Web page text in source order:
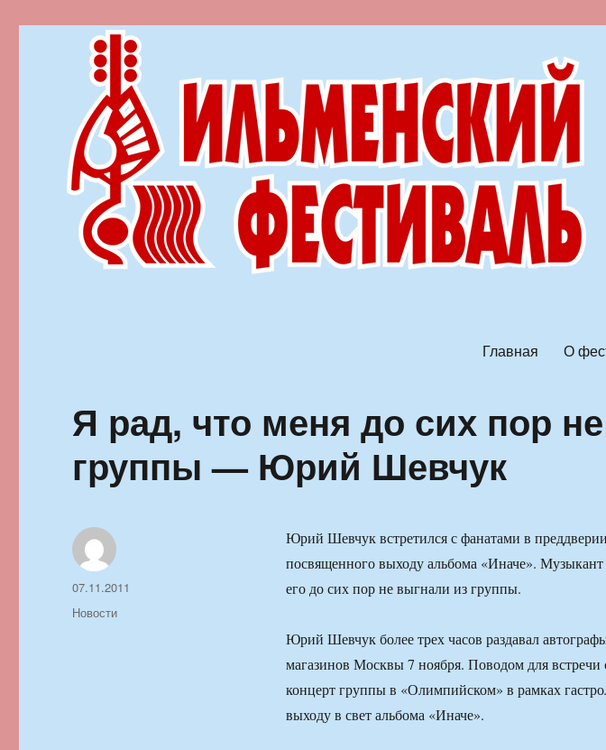
Главная О
Я рад, что меня до сих пор
группы — Юрий Шевчук
Юрий Шевчук встретился с фанатами в
посвященного выходу альбома «Иначе».
его до сих пор не выгнали из группы.
Юрий Шевчук более трех часов раздавал
магазинов Москвы 7 ноября. Поводом для встречи
концерт группы в «Олимпийском» в рамках
выходу в свет альбома «Иначе».
Автор
Опубликовано
07.11.2011
Рубрики
Новости